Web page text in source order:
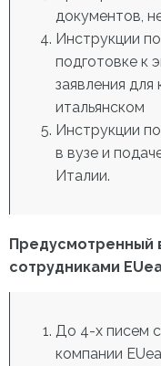
документов,
Инструкции
подготовке к
заявления для
итальянском
Инструкции
в вузе и
Италии.
Предусмотренный
сотрудниками
До 4-х писем
компании